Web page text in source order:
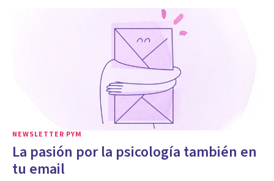
NEWSLETTER PYM
La pasión por la psicología también en
tu email